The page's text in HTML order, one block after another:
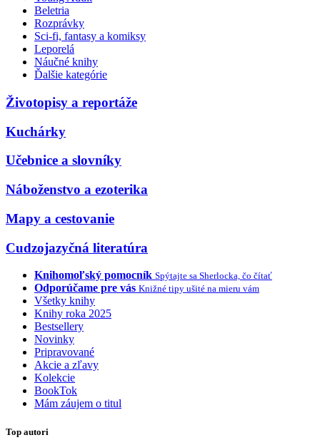
Beletria
Rozprávky
Sci-fi, fantasy a komiksy
Leporelá
Náučné knihy
Ďalšie kategórie
Životopisy a reportáže
Kuchárky
Učebnice a slovníky
Náboženstvo a ezoterika
Mapy a cestovanie
Cudzojazyčná literatúra
Knihomoľský pomocník Spýtajte sa Sherlocka, čo čítať
Odporúčame pre vás Knižné tipy ušité na mieru vám
Všetky knihy
Knihy roka 2025
Bestsellery
Novinky
Pripravované
Akcie a zľavy
Kolekcie
BookTok
Mám záujem o titul
Top autori